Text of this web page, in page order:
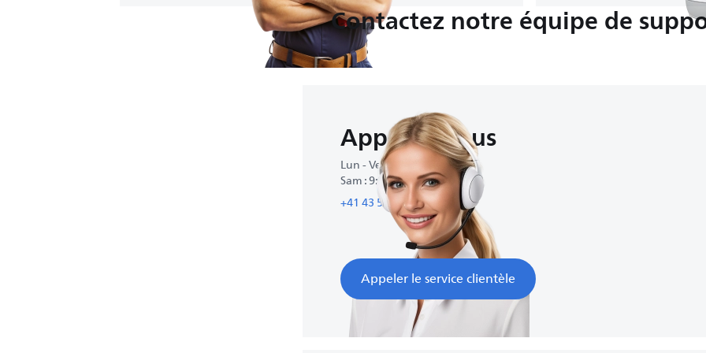
Contactez notre équipe de
Appelez-nous
Lun - Ven : 8:00-20:00
Sam : 9:00-17:00
+41 43 547 99 88
Appeler le service clientèle